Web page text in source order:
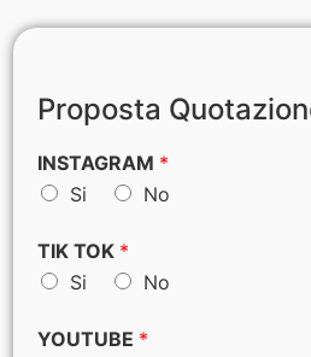
Proposta
INSTAGRAM *
Si
No
TIK TOK *
Si
No
YOUTUBE *